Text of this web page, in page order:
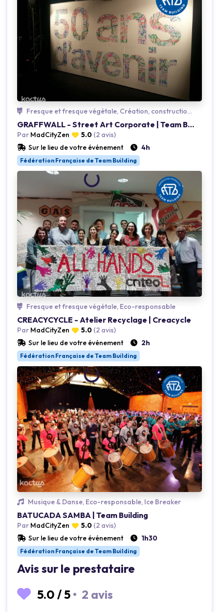
Fresque et fresque végétale, Création, construction et lego
GRAFFWALL - Street Art Corporate | Team Building
Par MadCityZen 5.0 (2 avis)
Sur le lieu de votre événement
4h
Fédération Française de Team Building
Loading...
Fresque et fresque végétale, Eco-responsable
CREACYCYCLE - Atelier Recyclage | Creacycle
Par MadCityZen 5.0 (2 avis)
Sur le lieu de votre événement
2h
Fédération Française de Team Building
Loading...
Musique & Danse, Eco-responsable, Ice Breaker
BATUCADA SAMBA | Team Building
Par MadCityZen 5.0 (2 avis)
Sur le lieu de votre événement
1h30
Fédération Française de Team Building
Avis sur le prestataire
5.0 /5 • 2 avis